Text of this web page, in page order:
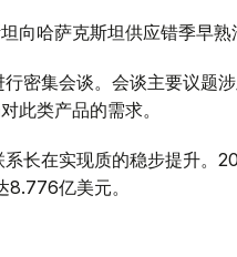
向哈萨克斯坦供应错季早熟
密集会谈。会谈主要议题
此类产品的需求。
长在实现质的稳步提升。
亿美元。